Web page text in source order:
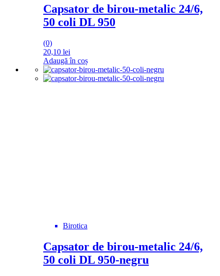
Capsator de birou-metalic 24/6,
50 coli DL 950
(0)
20,10 lei
Adaugă în coș
Birotica
Capsator de birou-metalic 24/6,
50 coli DL 950-negru